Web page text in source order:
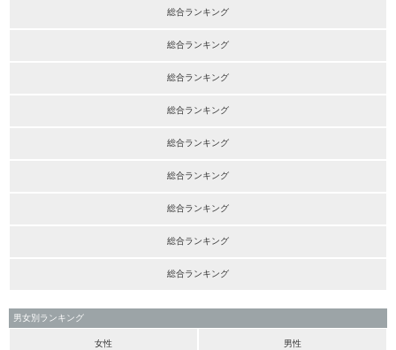
総合ランキング
総合ランキング
総合ランキング
総合ランキング
総合ランキング
総合ランキング
総合ランキング
総合ランキング
総合ランキング
男女別ランキング
女性 男性